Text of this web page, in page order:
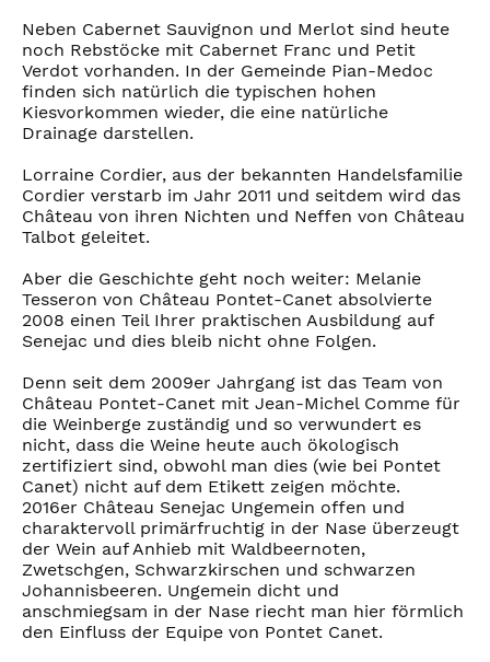
Neben Cabernet Sauvignon und Merlot sind heute
noch Rebstöcke mit Cabernet Franc und Petit
Verdot vorhanden. In der Gemeinde Pian-Medoc
finden sich natürlich die typischen hohen
Kiesvorkommen wieder, die eine natürliche
Drainage darstellen.
Lorraine Cordier, aus der bekannten Handelsfamilie
Cordier verstarb im Jahr 2011 und seitdem wird das
Château von ihren Nichten und Neffen von Château
Talbot geleitet.
Aber die Geschichte geht noch weiter: Melanie
Tesseron von Château Pontet-Canet absolvierte
2008 einen Teil Ihrer praktischen Ausbildung auf
Senejac und dies bleib nicht ohne Folgen.
Denn seit dem 2009er Jahrgang ist das Team von
Château Pontet-Canet mit Jean-Michel Comme für
die Weinberge zuständig und so verwundert es
nicht, dass die Weine heute auch ökologisch
zertifiziert sind, obwohl man dies (wie bei Pontet
Canet) nicht auf dem Etikett zeigen möchte.
2016er Château Senejac Ungemein offen und
charaktervoll primärfruchtig in der Nase überzeugt
der Wein auf Anhieb mit Waldbeernoten,
Zwetschgen, Schwarzkirschen und schwarzen
Johannisbeeren. Ungemein dicht und
anschmiegsam in der Nase riecht man hier förmlich
den Einfluss der Equipe von Pontet Canet.